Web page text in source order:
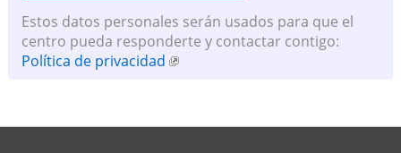
Estos datos personales serán usados para que el
centro pueda responderte y contactar contigo:
Política de privacidad